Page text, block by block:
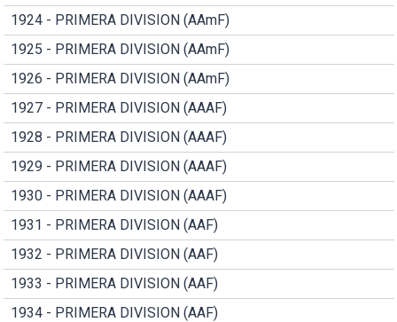
1924 - PRIMERA DIVISION (AAmF)
1925 - PRIMERA DIVISION (AAmF)
1926 - PRIMERA DIVISION (AAmF)
1927 - PRIMERA DIVISION (AAAF)
1928 - PRIMERA DIVISION (AAAF)
1929 - PRIMERA DIVISION (AAAF)
1930 - PRIMERA DIVISION (AAAF)
1931 - PRIMERA DIVISION (AAF)
1932 - PRIMERA DIVISION (AAF)
1933 - PRIMERA DIVISION (AAF)
1934 - PRIMERA DIVISION (AAF)